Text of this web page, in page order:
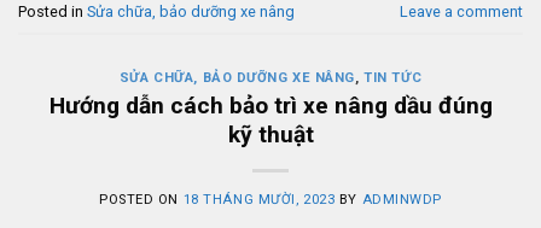
Posted in Sửa chữa, bảo dưỡng xe nâng Leave a comment
SỬA CHỮA, BẢO DƯỠNG XE NÂNG,TIN TỨC
Hướng dẫn cách bảo trì xe nâng dầu đúng
kỹ thuật
POSTED ON 18 THÁNG MƯỜI, 2023 BY ADMINWDP